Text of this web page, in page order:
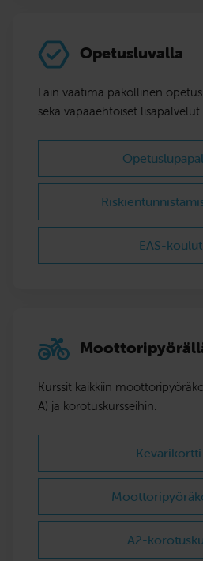
Opetusluvalla
Lain vaatima pakollinen
sekä vapaaehtoiset lisäpalvelut.
EAS-
Kurssit kaikkiin
A) ja korotuskursseihin.
Kevarikortti
A2-